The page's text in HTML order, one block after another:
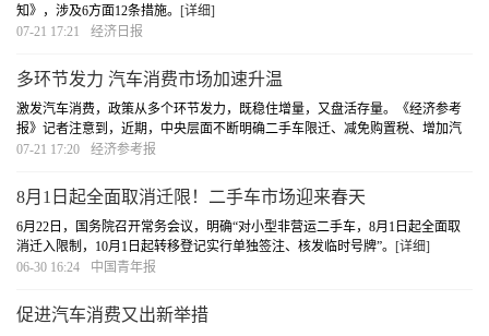
知》，涉及6方面12条措施。 [详细]
07-21 17:21
经济日报
多环节发力 汽车消费市场加速升温
激发汽车消费，政策从多个环节发力，既稳住增量，又盘活存量。《经济参考
报》记者注意到，近期，中央层面不断明确二手车限迁、减免购置税、增加汽
车增量指标等政策安排，多地推出了落实举措。叠加购置税减免等利好，6月份
07-21 17:20 经济参考报
8月1日起全面取消迁限！二手车市场迎来春天
6月22日，国务院召开常务会议，明确“对小型非营运二手车，8月1日起全面取
消迁入限制，10月1日起转移登记实行单独签注、核发临时号牌”。 [详细]
06-30 16:24
中国青年报
促进汽车消费又出新举措